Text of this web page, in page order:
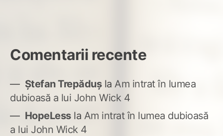
Comentarii recente
Ștefan Trepădușla Am intrat în lumea
dubioasă a lui John Wick 4
HopeLessla Am intrat în lumea dubioasă
a lui John Wick 4